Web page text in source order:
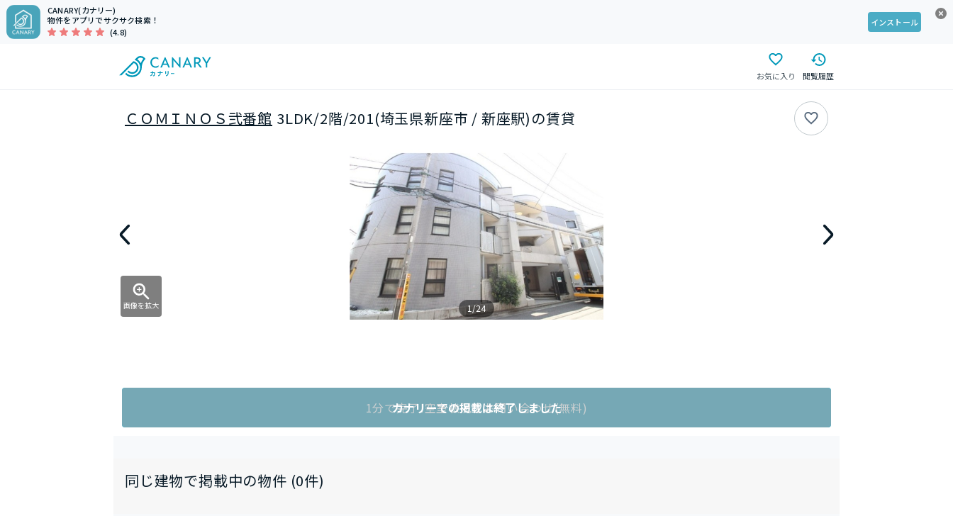
CANARY(カナリー)
物件をアプリでサクサク検索！
(4.8)
インストール
お気に入り 閲覧履歴
ＣＯＭＩＮＯＳ弐番館 3LDK/2階/201(埼玉県新座市 / 新座駅)の賃貸
画像を拡大 1/24
1分で完了!空室状況をお問い合わせ(無料)
カナリーでの掲載は終了しました
同じ建物で掲載中の物件 (0件)